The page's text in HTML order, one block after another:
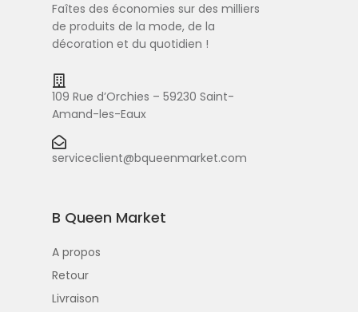
Faîtes des économies sur des milliers
de produits de la mode, de la
décoration et du quotidien !
109 Rue d’Orchies – 59230 Saint-
Amand-les-Eaux
serviceclient@bqueenmarket.com
B Queen Market
A propos
Retour
Livraison